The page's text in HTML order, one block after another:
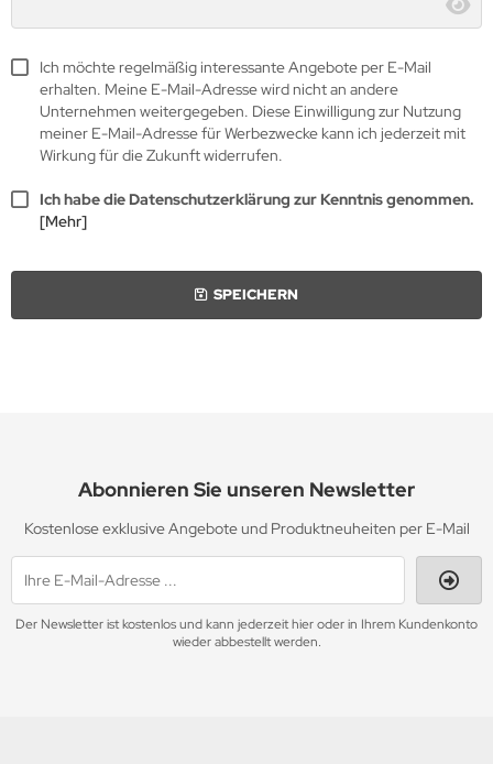
Ich möchte regelmäßig interessante Angebote per E-Mail
erhalten. Meine E-Mail-Adresse wird nicht an andere
Unternehmen weitergegeben. Diese Einwilligung zur Nutzung
meiner E-Mail-Adresse für Werbezwecke kann ich jederzeit mit
Wirkung für die Zukunft widerrufen.
Ich habe die Datenschutzerklärung zur Kenntnis genommen.
[Mehr]
SPEICHERN
Abonnieren Sie unseren Newsletter
Kostenlose exklusive Angebote und Produktneuheiten per E-Mail
Der Newsletter ist kostenlos und kann jederzeit hier oder in Ihrem Kundenkonto
wieder abbestellt werden.